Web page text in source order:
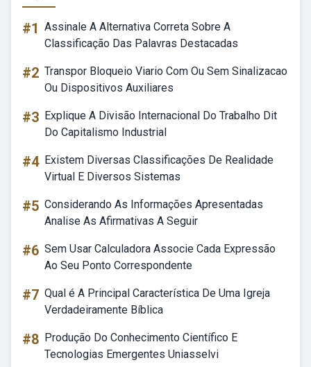
#1 Assinale A Alternativa Correta Sobre A
Classificação Das Palavras Destacadas
#2 Transpor Bloqueio Viario Com Ou Sem Sinalizacao
Ou Dispositivos Auxiliares
#3 Explique A Divisão Internacional Do Trabalho Dit
Do Capitalismo Industrial
#4 Existem Diversas Classificações De Realidade
Virtual E Diversos Sistemas
#5 Considerando As Informações Apresentadas
Analise As Afirmativas A Seguir
#6 Sem Usar Calculadora Associe Cada Expressão
Ao Seu Ponto Correspondente
#7 Qual é A Principal Característica De Uma Igreja
Verdadeiramente Bíblica
#8 Produção Do Conhecimento Científico E
Tecnologias Emergentes Uniasselvi